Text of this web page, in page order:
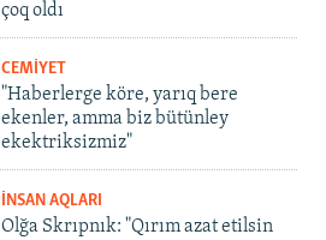
çoq oldı
CEMİYET
"Haberlerge köre, yarıq bere
ekenler, amma biz bütünley
ekektriksizmiz"
İNSAN AQLARI
Olğa Skrıpnık: "Qırım azat etilsin